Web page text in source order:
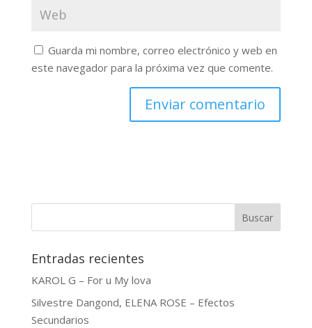
Guarda mi nombre, correo electrónico y web en
este navegador para la próxima vez que comente.
Buscar
Entradas recientes
KAROL G – For u My lova
Silvestre Dangond, ELENA ROSE – Efectos
Secundarios